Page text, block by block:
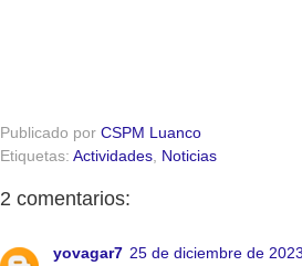
Publicado por CSPM Luanco
Etiquetas: Actividades, Noticias
2 comentarios:
yovagar7 25 de diciembre de